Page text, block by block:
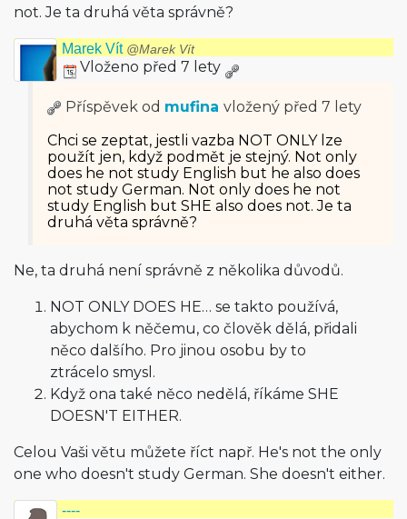
not. Je ta druhá věta správně?
Marek Vít @Marek Vít
Vloženo před 7 lety
Příspěvek od mufina vložený před 7 lety
Chci se zeptat, jestli vazba NOT ONLY lze
použít jen, když podmět je stejný. Not only
does he not study English but he also does
not study German. Not only does he not
study English but SHE also does not. Je ta
druhá věta správně?
Ne, ta druhá není správně z několika důvodů.
NOT ONLY DOES HE… se takto používá,
abychom k něčemu, co člověk dělá, přidali
něco dalšího. Pro jinou osobu by to
ztrácelo smysl.
Když ona také něco nedělá, říkáme SHE
DOESN'T EITHER.
Celou Vaši větu můžete říct např. He's not the only
one who doesn't study German. She doesn't either.
----